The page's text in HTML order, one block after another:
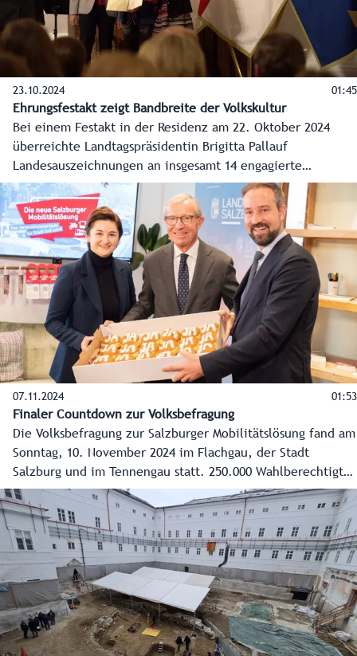
23.10.2024 01:45
Ehrungsfestakt zeigt Bandbreite der Volkskultur
Bei einem Festakt in der Residenz am 22. Oktober 2024
überreichte Landtagspräsidentin Brigitta Pallauf
Landesauszeichnungen an insgesamt 14 engagierte
Personen aus der gesamten Bandbreite der Volkskultur.
Darüber hinaus erhielten elf Absolvent:innen des
Kapellmeisterkurses und neun Absolvent:innen der
Chorleitungs-Ausbildung ihre Dekrete. Weiters wurden drei
Salzburger Blasmusikpreise vergeben sowie ein
Volkstanzabzeichen in Gold und ein Dekret „Qualifizierte
Museumsmitarbeiterin“.
07.11.2024 01:53
Finaler Countdown zur Volksbefragung
Die Volksbefragung zur Salzburger Mobilitätslösung fand am
Sonntag, 10. November 2024 im Flachgau, der Stadt
Salzburg und im Tennengau statt. 250.000 Wahlberechtigte
entschieden sich dabei für oder gegen die geplante
Verkehrslösung für den Salzburger Zentralraum. Die
Spitzen der Landesregierung appellierten am Tag der
Abstimmung noch einmal dafür, „Ja“ zu diesem
„alternativlosen“ Jahrhundertprojekt zu sagen.